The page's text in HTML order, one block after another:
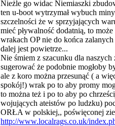
Nieżle go widac Niemiaszki
ten u-boot wytrzymał wybuch
szczelności że w sprzyjających
mieć pływalność dodatnią, to
wrakach OP nie do końca
dalej jest powietrze...
Nie śmiem z szacunku dla
sugerować że podobnie mogłoby
ale z koro można przesunąć ( a
spokój!) wrak po to aby promy
to można też i po to aby po
wojujących ateistów po ludzku)
ORŁA w polskiej,, poświęconej
http://www.localrags.co.uk/